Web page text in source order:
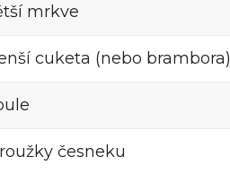
mrkve
cuketa (nebo brambora)
česneku